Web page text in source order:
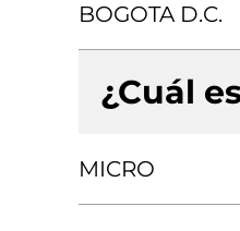
BOGOTA D.C.
¿Cuál
MICRO